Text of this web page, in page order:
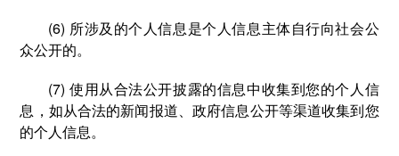
(6) 所涉及的个人信息是个人信息主体自行向社会公
众公开的。
(7) 使用从合法公开披露的信息中收集到您的个人信
息，如从合法的新闻报道、政府信息公开等渠道收集到您
的个人信息。